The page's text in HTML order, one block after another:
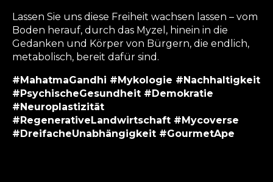
Lassen Sie uns diese Freiheit wachsen lassen – vom
Boden herauf, durch das Myzel, hinein in die
Gedanken und Körper von Bürgern, die endlich,
metabolisch, bereit dafür sind.
#MahatmaGandhi #Mykologie #Nachhaltigkeit
#PsychischeGesundheit #Demokratie
#Neuroplastizität
#RegenerativeLandwirtschaft #Mycoverse
#DreifacheUnabhängigkeit #GourmetApe